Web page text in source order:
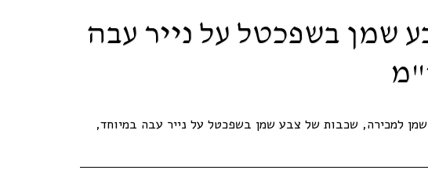
שמן בשפכטל על נייר עבה
שמן למכירה, שכבות של צבע שמן בשפכטל על נייר עבה במיוחד,